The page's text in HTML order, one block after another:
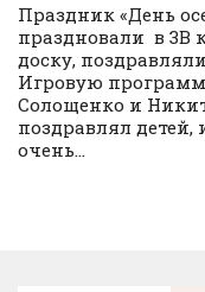
Праздник «День
праздновали в 3В
доску,
Игровую
Солощенко и
поздравлял детей,
очень...